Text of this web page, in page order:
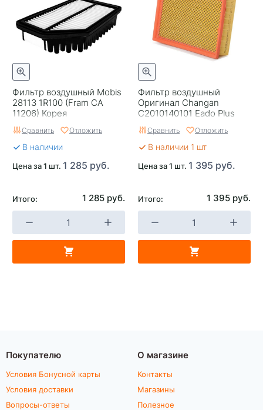
Фильтр воздушный Mobis
28113 1R100 (Fram CA
11206) Корея
Сравнить Отложить
В наличии
Цена за 1 шт. 1 285 руб.
Итого: 1 285 руб.
Фильтр воздушный
Оригинал Changan
C2010140101 Eado Plus
Сравнить Отложить
В наличии 1 шт
Цена за 1 шт. 1 395 руб.
Итого: 1 395 руб.
Покупателю
Условия Бонусной карты
Условия доставки
Вопросы-ответы
О магазине
Контакты
Магазины
Полезное